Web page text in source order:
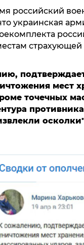
российский
украинская
мест
точечных